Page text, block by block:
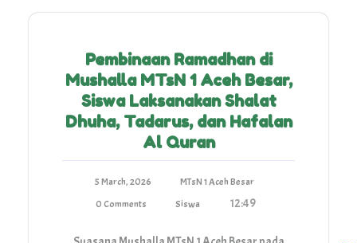
Pembinaan Ramadhan di
Mushalla MTsN 1 Aceh Besar,
Siswa Laksanakan Shalat
Dhuha, Tadarus, dan Hafalan
Al Quran
5 March, 2026
MTsN 1 Aceh Besar
0 Comments
Siswa 12:49